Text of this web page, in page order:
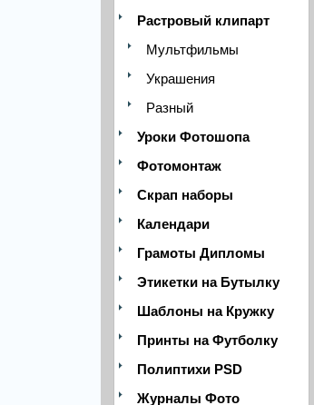
Растровый клипарт
Мультфильмы
Украшения
Разный
Уроки Фотошопа
Фотомонтаж
Скрап наборы
Календари
Грамоты Дипломы
Этикетки на Бутылку
Шаблоны на Кружку
Принты на Футболку
Полиптихи PSD
Журналы Фото